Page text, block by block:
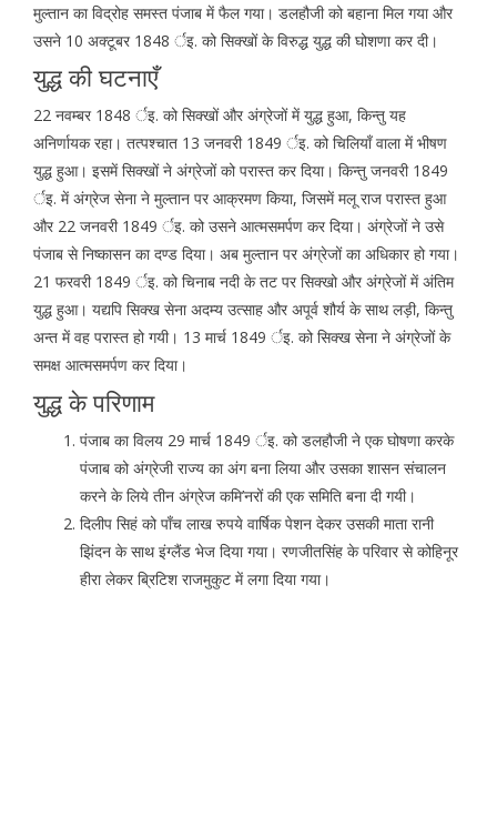
मुल्तान का विद्रोह समस्त पंजाब में फैल गया। डलहौजी को बहाना मिल गया और
उसने 10 अक्टूबर 1848 र्इ. को सिक्खों के विरुद्ध युद्ध की घोशणा कर दी।
युद्ध की घटनाएँ
22 नवम्बर 1848 र्इ. को सिक्खों और अंग्रेजों में युद्ध हुआ, किन्तु यह
अनिर्णायक रहा। तत्पश्चात 13 जनवरी 1849 र्इ. को चिलियाँ वाला में भीषण
युद्ध हुआ। इसमें सिक्खों ने अंग्रेजों को परास्त कर दिया। किन्तु जनवरी 1849
र्इ. में अंग्रेज सेना ने मुल्तान पर आक्रमण किया, जिसमें मलू राज परास्त हुआ
और 22 जनवरी 1849 र्इ. को उसने आत्मसमर्पण कर दिया। अंग्रेजों ने उसे
पंजाब से निष्कासन का दण्ड दिया। अब मुल्तान पर अंग्रेजों का अधिकार हो गया।
21 फरवरी 1849 र्इ. को चिनाब नदी के तट पर सिक्खो और अंग्रेजों में अंतिम
युद्ध हुआ। यद्यपि सिक्ख सेना अदम्य उत्साह और अपूर्व शौर्य के साथ लड़ी, किन्तु
अन्त में वह परास्त हो गयी। 13 मार्च 1849 र्इ. को सिक्ख सेना ने अंग्रेजों के
समक्ष आत्मसमर्पण कर दिया।
युद्ध के परिणाम
पंजाब का विलय 29 मार्च 1849 र्इ. को डलहौजी ने एक घोषणा करके
पंजाब को अंग्रेजी राज्य का अंग बना लिया और उसका शासन संचालन
करने के लिये तीन अंग्रेज कमि’नरों की एक समिति बना दी गयी।
दिलीप सिहं को पाँच लाख रुपये वार्षिक पेशन देकर उसकी माता रानी
झिंदन के साथ इंग्लैंड भेज दिया गया। रणजीतसिंह के परिवार से कोहिनूर
हीरा लेकर ब्रिटिश राजमुकुट में लगा दिया गया।